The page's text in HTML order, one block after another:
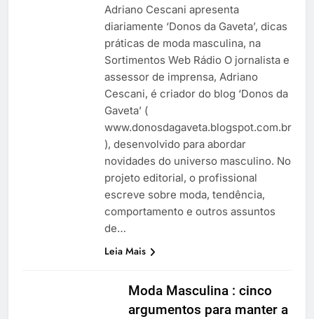
Adriano Cescani apresenta
diariamente ‘Donos da Gaveta’, dicas
práticas de moda masculina, na
Sortimentos Web Rádio O jornalista e
assessor de imprensa, Adriano
Cescani, é criador do blog ‘Donos da
Gaveta’ (
www.donosdagaveta.blogspot.com.br
), desenvolvido para abordar
novidades do universo masculino. No
projeto editorial, o profissional
escreve sobre moda, tendência,
comportamento e outros assuntos
de…
Leia Mais
Moda Masculina : cinco
argumentos para manter a